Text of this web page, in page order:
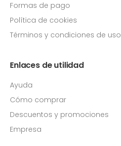
Formas de pago
Política de cookies
Términos y condiciones de uso
Enlaces de utilidad
Ayuda
Cómo comprar
Descuentos y promociones
Empresa